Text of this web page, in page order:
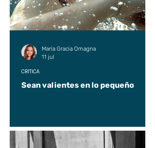
Sean valientes en lo pequeño
CRÍTICA
María Gracia Omagna
11 jul